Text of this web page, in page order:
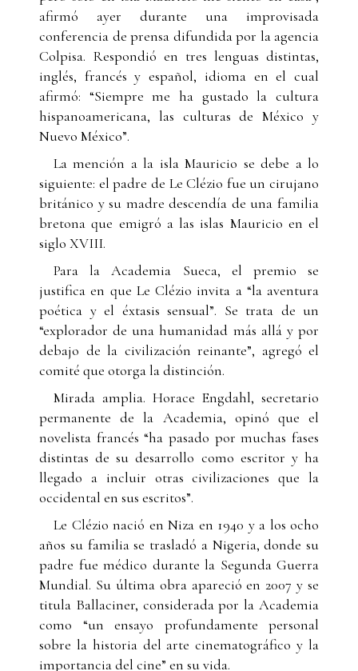
afirmó ayer durante una improvisada
conferencia de prensa difundida por la agencia
Colpisa. Respondió en tres lenguas distintas,
inglés, francés y español, idioma en el cual
afirmó: “Siempre me ha gustado la cultura
hispanoamericana, las culturas de México y
Nuevo México”.
La mención a la isla Mauricio se debe a lo
siguiente: el padre de Le Clézio fue un cirujano
británico y su madre descendía de una familia
bretona que emigró a las islas Mauricio en el
siglo XVIII.
Para la Academia Sueca, el premio se
justifica en que Le Clézio invita a “la aventura
poética y el éxtasis sensual”. Se trata de un
“explorador de una humanidad más allá y por
debajo de la civilización reinante”, agregó el
comité que otorga la distinción.
Mirada amplia. Horace Engdahl, secretario
permanente de la Academia, opinó que el
novelista francés “ha pasado por muchas fases
distintas de su desarrollo como escritor y ha
llegado a incluir otras civilizaciones que la
occidental en sus escritos”.
Le Clézio nació en Niza en 1940 y a los ocho
años su familia se trasladó a Nigeria, donde su
padre fue médico durante la Segunda Guerra
Mundial. Su última obra apareció en 2007 y se
titula Ballaciner, considerada por la Academia
como “un ensayo profundamente personal
sobre la historia del arte cinematográfico y la
importancia del cine” en su vida.